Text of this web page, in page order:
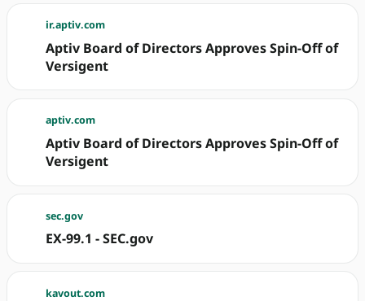
ir.aptiv.com
Aptiv Board of Directors Approves Spin-Off of
Versigent
aptiv.com
Aptiv Board of Directors Approves Spin-Off of
Versigent
sec.gov
EX-99.1 - SEC.gov
kavout.com